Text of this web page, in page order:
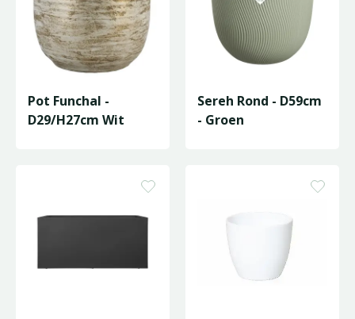
Pot Funchal -
D29/H27cm Wit
Sereh Rond - D59cm
- Groen